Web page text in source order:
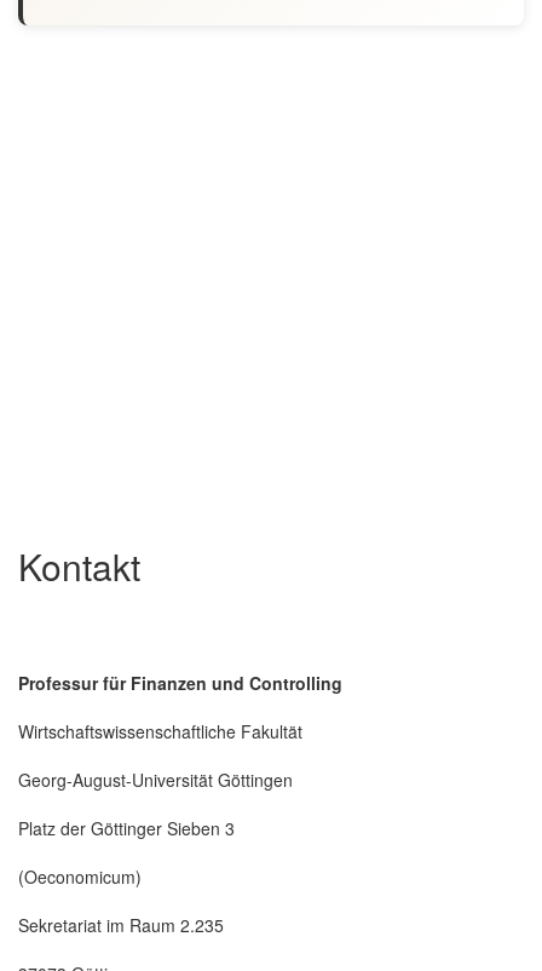
Kontakt
Professur für Finanzen und Controlling
Wirtschaftswissenschaftliche Fakultät
Georg-August-Universität Göttingen
Platz der Göttinger Sieben 3
(Oeconomicum)
Sekretariat im Raum 2.235